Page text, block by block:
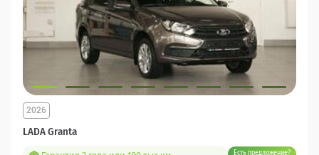
LADA Granta
2026
Есть предложение?